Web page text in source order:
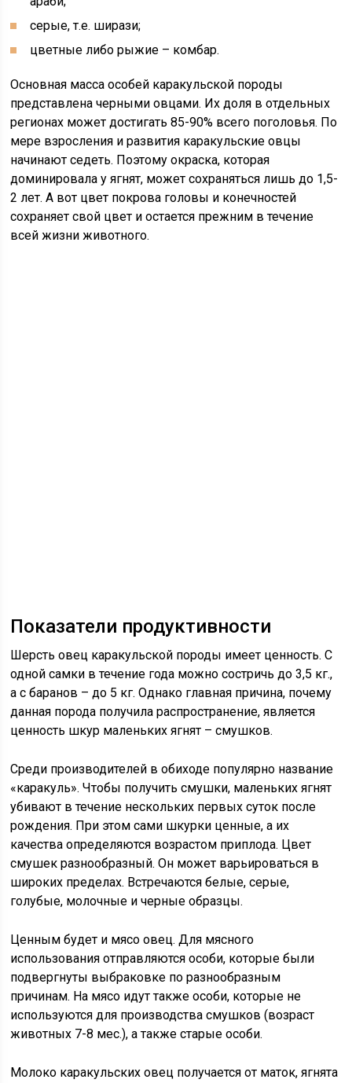
серые, т.е. ширази;
цветные либо рыжие – комбар.
Основная масса особей каракульской породы
представлена черными овцами. Их доля в отдельных
регионах может достигать 85-90% всего поголовья. По
мере взросления и развития каракульские овцы
начинают седеть. Поэтому окраска, которая
доминировала у ягнят, может сохраняться лишь до 1,5-
2 лет. А вот цвет покрова головы и конечностей
сохраняет свой цвет и остается прежним в течение
всей жизни животного.
Показатели продуктивности
Шерсть овец каракульской породы имеет ценность. С
одной самки в течение года можно состричь до 3,5 кг.,
а с баранов – до 5 кг. Однако главная причина, почему
данная порода получила распространение, является
ценность шкур маленьких ягнят – смушков.
Среди производителей в обиходе популярно название
«каракуль». Чтобы получить смушки, маленьких ягнят
убивают в течение нескольких первых суток после
рождения. При этом сами шкурки ценные, а их
качества определяются возрастом приплода. Цвет
смушек разнообразный. Он может варьироваться в
широких пределах. Встречаются белые, серые,
голубые, молочные и черные образцы.
Ценным будет и мясо овец. Для мясного
использования отправляются особи, которые были
подвергнуты выбраковке по разнообразным
причинам. На мясо идут также особи, которые не
используются для производства смушков (возраст
животных 7-8 мес.), а также старые особи.
Молоко каракульских овец получается от маток, ягнята